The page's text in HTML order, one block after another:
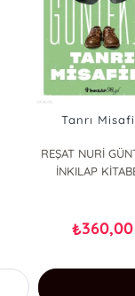
Tanrı
REŞAT NURİ
İNKILAP
₺360,00